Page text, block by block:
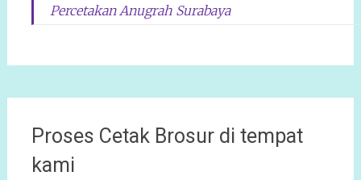
Percetakan Anugrah Surabaya
Proses Cetak Brosur di tempat
kami